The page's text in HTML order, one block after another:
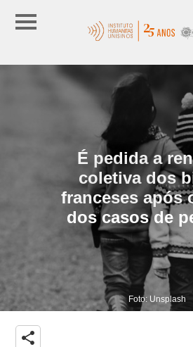
É pedida a
coletiva dos
franceses após
dos casos de
Foto: Unsplash
share